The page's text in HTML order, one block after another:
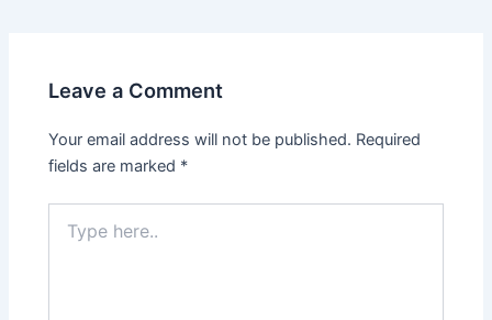
Leave a Comment
Your email address will not be published. Required
fields are marked *
here..